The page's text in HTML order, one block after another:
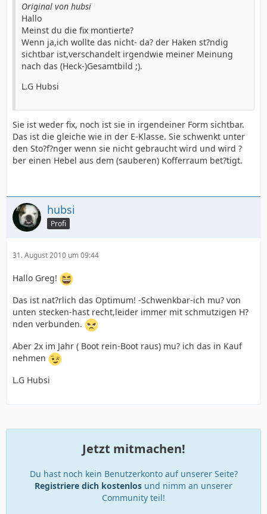
Original von hubsi
Hallo
Meinst du die fix montierte?
Wenn ja,ich wollte das nicht- da? der Haken st?ndig
sichtbar ist,verschandelt irgendwie meiner Meinung
nach das (Heck-)Gesamtbild ;).
L.G Hubsi
Sie ist weder fix, noch ist sie in irgendeiner Form sichtbar.
Das ist die gleiche wie in der E-Klasse. Sie schwenkt unter
den Sto?f?nger wenn sie nicht gebraucht wird und wird ?
ber einen Hebel aus dem (sauberen) Kofferraum bet?tigt.
hubsi
Profi
31. August 2010 um 09:44
Hallo Greg!
Das ist nat?rlich das Optimum! -Schwenkbar-ich mu? von
unten stecken-hast recht,leider immer mit schmutzigen H?
nden verbunden.
Aber 2x im Jahr ( Boot rein-Boot raus) mu? ich das in Kauf
nehmen
L.G Hubsi
Jetzt mitmachen!
Du hast noch kein Benutzerkonto auf unserer Seite?
Registriere dich kostenlos und nimm an unserer
Community teil!